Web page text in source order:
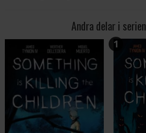
Andra delar i serien
1